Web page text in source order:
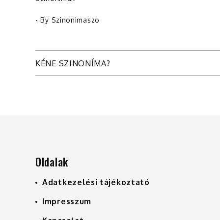
- By Szinonimaszo
Bejegyzés
KÉNE SZINONÍMA?
Oldalak
Adatkezelési tájékoztató
Impresszum